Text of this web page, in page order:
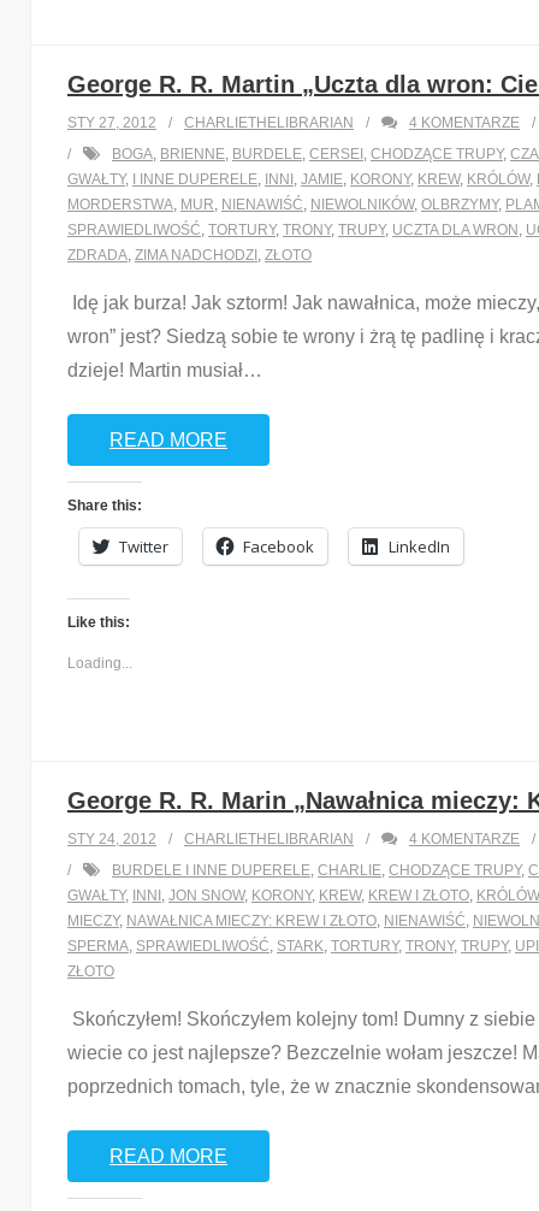
George R. R. Martin „Uczta dla wron:
STY 27, 2012 CHARLIETHELIBRARIAN 4 KOMENTARZE
BOGA, BRIENNE, BURDELE, CERSEI , CHODZĄCE TRUPY,
GWAŁTY, I INNE DUPERELE, INNI , JAMIE, KORONY, KREW, KRÓLÓW,
MORDERSTWA, MUR, NIENAWIŚĆ, NIEWOLNIKÓW, OLBRZYMY,
SPRAWIEDLIWOŚĆ, TORTURY, TRONY, TRUPY, UCZTA DLA WRON ,
ZDRADA, ZIMA NADCHODZI , ZŁOTO
Idę jak burza! Jak sztorm! Jak nawałnica, może
wron” jest? Siedzą sobie te wrony i żrą tę padlinę i
dzieje! Martin musiał…
READ MORE
Share this:
Twitter Facebook LinkedIn
Like this:
Loading...
George R. R. Marin „Nawałnica mieczy:
STY 24, 2012 CHARLIETHELIBRARIAN 4 KOMENTARZE
BURDELE I INNE DUPERELE, CHARLIE, CHODZĄCE TRUPY,
GWAŁTY, INNI , JON SNOW, KORONY, KREW, KREW I ZŁOTO, KRÓLÓW
MIECZY, NAWAŁNICA MIECZY: KREW I ZŁOTO, NIENAWIŚĆ,
SPERMA, SPRAWIEDLIWOŚĆ, STARK, TORTURY, TRONY, TRUPY,
ZŁOTO
Skończyłem! Skończyłem kolejny tom! Dumny z
wiecie co jest najlepsze? Bezczelnie wołam jeszcze!
poprzednich tomach, tyle, że w znacznie
READ MORE